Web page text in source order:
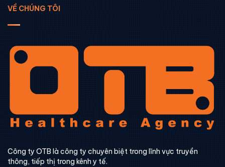
VỀ CHÚNG TÔI
Công ty OTB là công ty chuyên biệt trong lĩnh vực truyền
thông, tiếp thị trong kênh y tế.